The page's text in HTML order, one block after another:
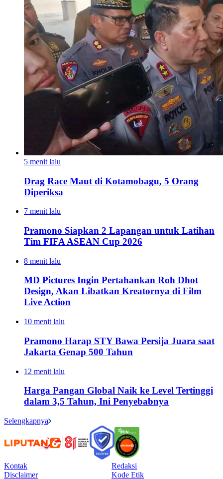
5 menit lalu
Drag Race Maut di Kotamobagu, 5 Orang
Diperiksa
7 menit lalu
Pramono Siapkan 2 Lapangan untuk Latihan
Tim FIFA ASEAN Cup 2026
8 menit lalu
MD Pictures Ingin Pertahankan Roh Dhot
Design, Akan Libatkan Kreatornya di Film
Live Action
10 menit lalu
Pramono Harap STY Bawa Persija Juara saat
Jakarta Genap 500 Tahun
12 menit lalu
Harga Pangan Global Naik ke Level Tertinggi
dalam 3,5 Tahun, Ini Penyebabnya
Selengkapnya
Kontak
Redaksi
Disclaimer
Kode Etik